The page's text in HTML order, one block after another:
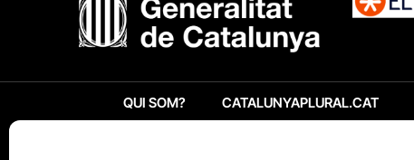
QUI SOM? CATALUNYAPLURAL.CAT